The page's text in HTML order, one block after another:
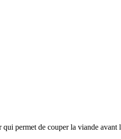
permet de couper la viande avant